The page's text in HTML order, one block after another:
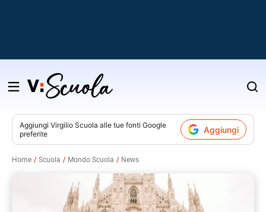
Salta
contenuto
Aggiungi Virgilio Scuola alle tue fonti Google
preferite
Aggiungi
Home Scuola Mondo Scuola News